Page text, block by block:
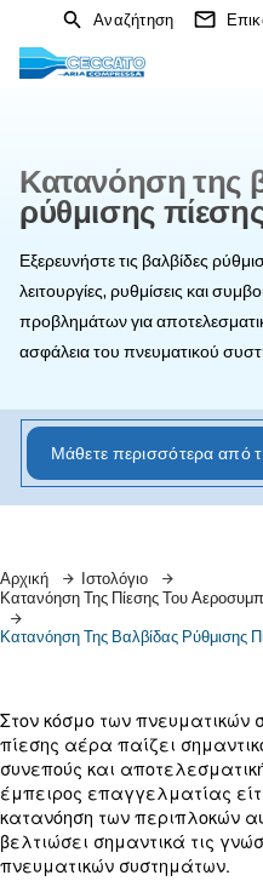
Αναζήτηση
Κατανόηση
ρύθμισης
Εξερευνήστε τις
λειτουργίες, ρυθμίσεις
ασφάλεια του
Μάθετε
Αρχική
Ιστολόγιο
Κατανόηση Της Πίεσης Του
Κατανόηση Της Βαλβίδας